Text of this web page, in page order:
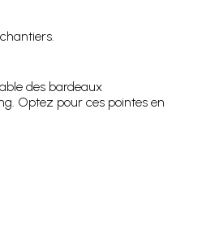
des bardeaux
Optez pour ces pointes en